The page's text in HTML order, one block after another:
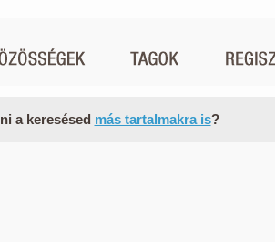
a keresésed más tartalmakra is?